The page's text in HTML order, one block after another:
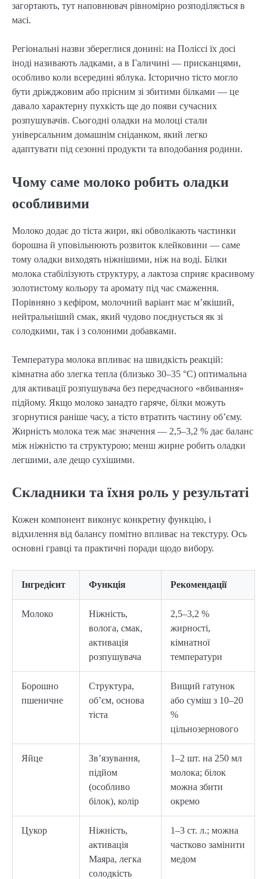
загортають, тут наповнювач рівномірно розподіляється в
масі.
Регіональні назви збереглися донині: на Поліссі їх досі
іноді називають ладками, а в Галичині — присканцями,
особливо коли всередині яблука. Історично тісто могло
бути дріжджовим або прісним зі збитими білками — це
давало характерну пухкість ще до появи сучасних
розпушувачів. Сьогодні оладки на молоці стали
універсальним домашнім сніданком, який легко
адаптувати під сезонні продукти та вподобання родини.
Чому саме молоко робить оладки
особливими
Молоко додає до тіста жири, які обволікають частинки
борошна й уповільнюють розвиток клейковини — саме
тому оладки виходять ніжнішими, ніж на воді. Білки
молока стабілізують структуру, а лактоза сприяє красивому
золотистому кольору та аромату під час смаження.
Порівняно з кефіром, молочний варіант має м’якіший,
нейтральніший смак, який чудово поєднується як зі
солодкими, так і з солоними добавками.
Температура молока впливає на швидкість реакцій:
кімнатна або злегка тепла (близько 30–35 °C) оптимальна
для активації розпушувача без передчасного «вбивання»
підйому. Якщо молоко занадто гаряче, білки можуть
згорнутися раніше часу, а тісто втратить частину об’єму.
Жирність молока теж має значення — 2,5–3,2 % дає баланс
між ніжністю та структурою; менш жирне робить оладки
легшими, але дещо сухішими.
Складники та їхня роль у результаті
Кожен компонент виконує конкретну функцію, і
відхилення від балансу помітно впливає на текстуру. Ось
основні гравці та практичні поради щодо вибору.
Інгредієнт Функція Рекомендації
Молоко
Ніжність,
волога, смак,
активація
розпушувача
2,5–3,2 %
жирності,
кімнатної
температури
Борошно
пшеничне
Структура,
об’єм, основа
тіста
Вищий гатунок
або суміш з 10–20
%
цільнозернового
Яйце
Зв’язування,
підйом
(особливо
білок), колір
1–2 шт. на 250 мл
молока; білок
можна збити
окремо
Цукор
Ніжність,
активація
Маяра, легка
солодкість
1–3 ст. л.; можна
частково замінити
медом